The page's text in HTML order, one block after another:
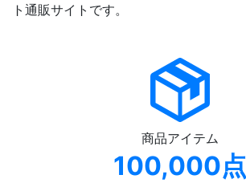
ト通販サイトです。
商品アイテム
100,000点